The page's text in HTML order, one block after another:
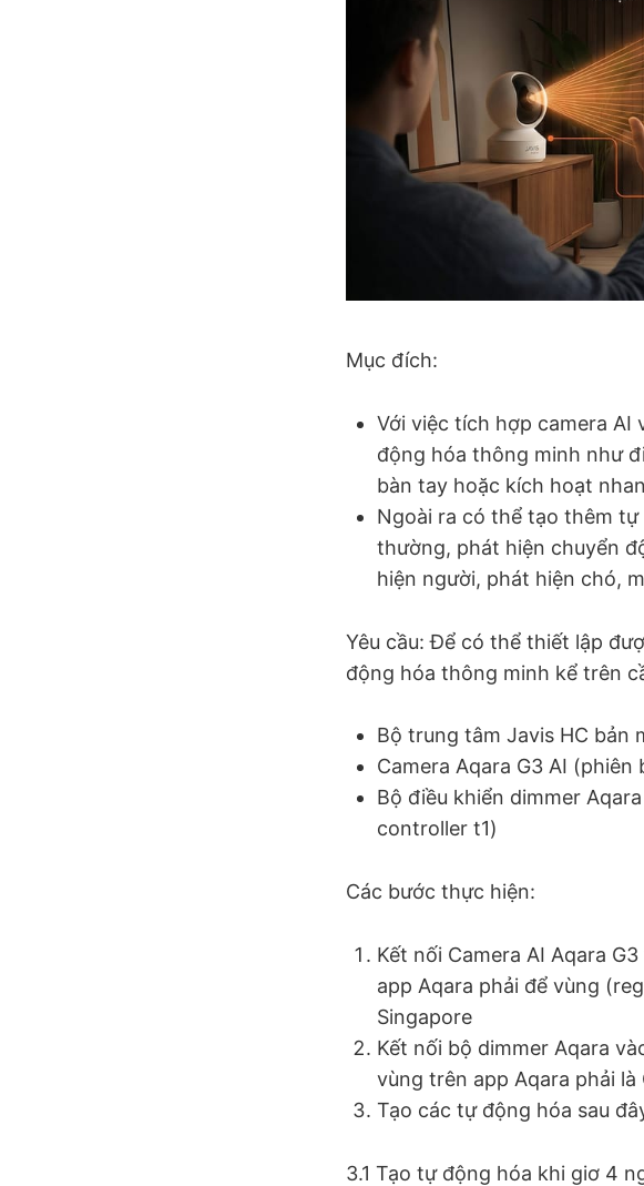
Mục đích:
Với việc tích hợp camera AI
động hóa thông minh như
bàn tay hoặc kích hoạt
Ngoài ra có thể tạo thêm
thường, phát hiện chuyển
hiện người, phát hiện chó,
Yêu cầu: Để có thể thiết lập
động hóa thông minh kể trên
Bộ trung tâm Javis HC bản
Camera Aqara G3 AI
Bộ điều khiển dimmer
controller t1)
Các bước thực hiện:
Kết nối Camera AI Aqara
app Aqara phải để vùng
Singapore
Kết nối bộ dimmer Aqara
vùng trên app Aqara phải
Tạo các tự động hóa sau
3.1 Tạo tự động hóa khi giơ 4